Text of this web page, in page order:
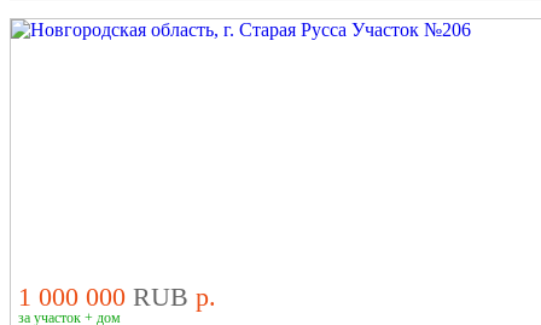
Область:
1 000 000 RUB р.
за участок + дом